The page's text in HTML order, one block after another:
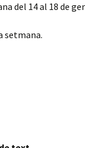
del 14 al 18 de
setmana.